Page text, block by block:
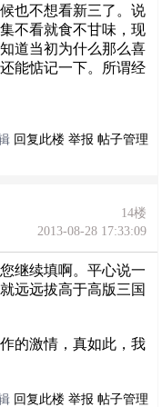
也不想看新三了。说
不看就食不甘味，现
道当初为什么那么喜
能惦记一下。所谓经
回复此楼 举报 帖子管理
14楼
2013-08-28 17:33:09
继续填啊。平心说一
远远拔高于高版三国
的激情，真如此，我
回复此楼 举报 帖子管理